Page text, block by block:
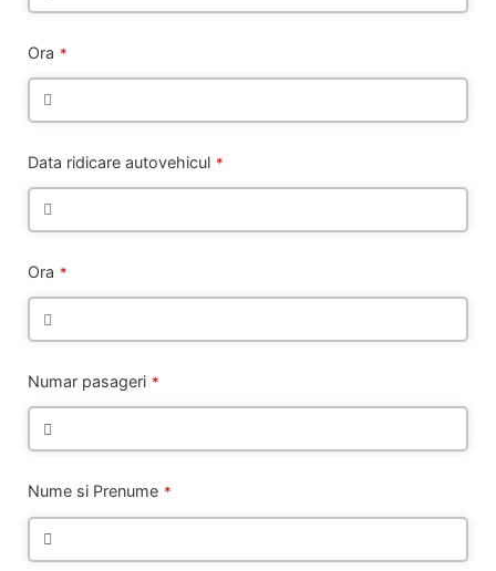
Ora *
Data ridicare autovehicul *
Ora *
Numar pasageri *
Nume si Prenume *